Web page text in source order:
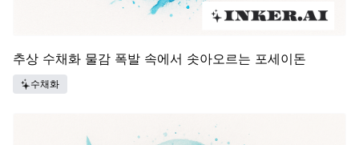
추상 수채화 물감 폭발 속에서 솟아오르는 포세이돈
수채화